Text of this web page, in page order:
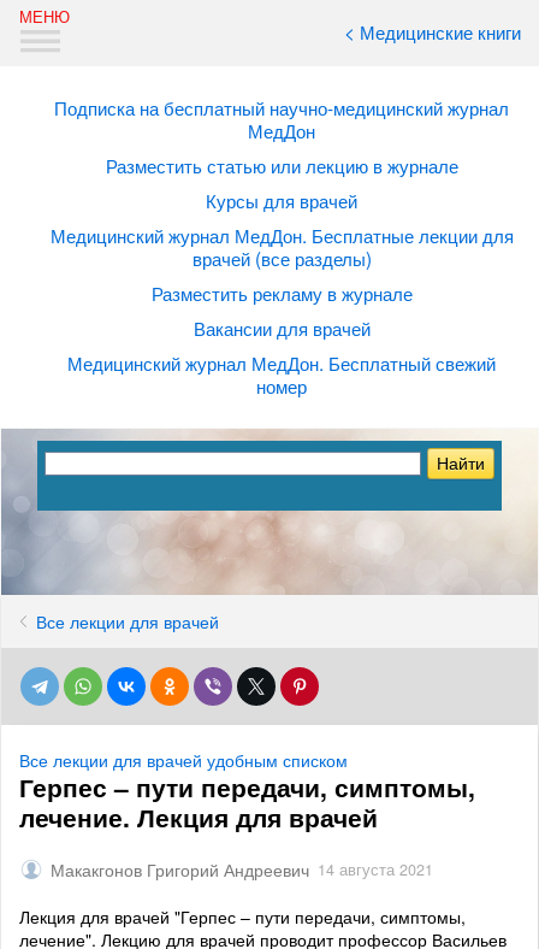
< Медицинские книги
Подписка на бесплатный научно-медицинский журнал
МедДон
Разместить статью или лекцию в журнале
Курсы для врачей
Медицинский журнал МедДон. Бесплатные лекции для
врачей (все разделы)
Разместить рекламу в журнале
Вакансии для врачей
Медицинский журнал МедДон. Бесплатный свежий
номер
Все лекции для врачей
Все лекции для врачей удобным списком
Герпес – пути передачи, симптомы,
лечение. Лекция для врачей
Макакгонов Григорий Андреевич 14 августа 2021
Лекция для врачей "Герпес – пути передачи, симптомы,
лечение". Лекцию для врачей проводит профессор Васильев